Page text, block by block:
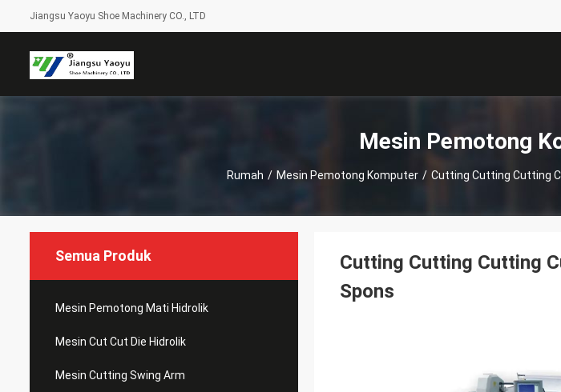
Jiangsu Yaoyu Shoe Machinery CO., LTD
Mesin Pemotong
Rumah / Mesin Pemotong Komputer / Cutting Cutting Cutting
Semua Produk
Mesin Pemotong Mati Hidrolik
Mesin Cut Cut Die Hidrolik
Mesin Cutting Swing Arm
Cutting Cutting Cutting
Spons